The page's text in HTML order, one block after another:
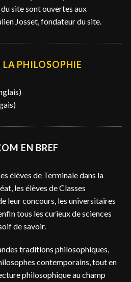
site sont ouvertes aux
Josset, fondateur du site.
LA PHILOSOPHIE
EN BREF
élèves de Terminale dans la
les élèves de Classes
leur concours, les universitaires
tous les curieux de sciences
de savoir.
traditions philosophiques,
contemporains, tout en
philosophique au champ